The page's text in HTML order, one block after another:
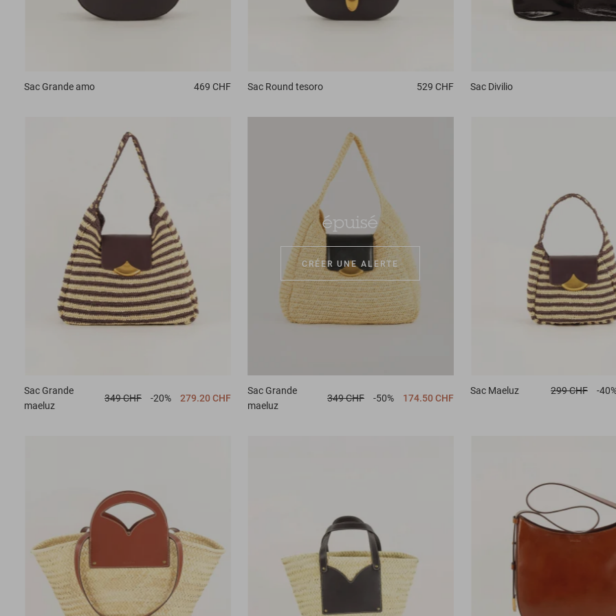
Sac Grande amo 469 CHF Sac Round tesoro 529 CHF Sac Divilio
Sac Grande
maeluz
349 CHF -20% 279.20 CHF
épuisé
CRÉER UNE ALERTE
Sac Grande
maeluz
349 CHF -50% 174.50 CHF
Sac Maeluz 299 CHF -